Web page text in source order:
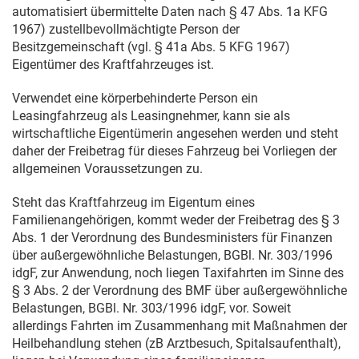
automatisiert übermittelte Daten nach § 47 Abs. 1a KFG
1967) zustellbevollmächtigte Person der
Besitzgemeinschaft (vgl. § 41a Abs. 5 KFG 1967)
Eigentümer des Kraftfahrzeuges ist.
Verwendet eine körperbehinderte Person ein
Leasingfahrzeug als Leasingnehmer, kann sie als
wirtschaftliche Eigentümerin angesehen werden und steht
daher der Freibetrag für dieses Fahrzeug bei Vorliegen der
allgemeinen Voraussetzungen zu.
Steht das Kraftfahrzeug im Eigentum eines
Familienangehörigen, kommt weder der Freibetrag des § 3
Abs. 1 der Verordnung des Bundesministers für Finanzen
über außergewöhnliche Belastungen, BGBl. Nr. 303/1996
idgF, zur Anwendung, noch liegen Taxifahrten im Sinne des
§ 3 Abs. 2 der Verordnung des BMF über außergewöhnliche
Belastungen, BGBl. Nr. 303/1996 idgF, vor. Soweit
allerdings Fahrten im Zusammenhang mit Maßnahmen der
Heilbehandlung stehen (zB Arztbesuch, Spitalsaufenthalt),